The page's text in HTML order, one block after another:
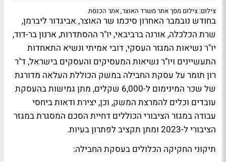
צילום: צילום מסך אתר משרד האוצר, אתר הכנסת
בחודש נובמבר האחרון סיכמו שר האוצר, אביגדור ליברמן,
שרת הכלכלה, אורנה ברביבאי, יו"ר ההסתדרות, ארנון בר-דוד,
יו"ר נשיאות המגזר העסקי, דובי אמיתי ונשיא התאחדות
התעשיינים ויו"ר נשיאות המעסיקים והעסקים בישראל, ד"ר
רון תומר על עסקת החבילה במשק הכוללת העלאה מדורגת
של שכר המינימום ל-6,000 שקלים, מתן גמישות בהעסקת
עובדים וכלים להמרצת המשק, וכן, יצירת ודאות ביחסי
עבודה במגזר הציבורי הכוללים דחיית הסכם המסגרת במגזר
הציבורי ל-2023 ומתן תקציב לפתרון בעיות.
תיקוני החקיקה הכלולים בעסקת החבילה: